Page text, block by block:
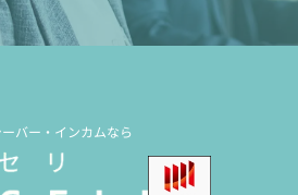
バー・インカムなら